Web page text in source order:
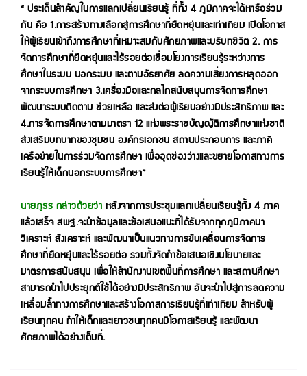
“ ประเด็นสำคัญในการแลกเปลี่ยนเรียนรู้ ที่ทั้ง 4 ภูมิภาคจะได้หารือร่วม
กัน คือ 1.การสร้างทางเลือกสู่การศึกษาที่ยืดหยุ่นและเท่าเทียม เปิดโอกาส
ให้ผู้เรียนเข้าถึงการศึกษาที่เหมาะสมกับศักยภาพและบริบทชีวิต 2. การ
จัดการศึกษาที่ยืดหยุ่นและไร้รอยต่อเชื่อมโยงการเรียนรู้ระหว่างการ
ศึกษาในระบบ นอกระบบ และตามอัธยาศัย ลดความเสี่ยงการหลุดออก
จากระบบการศึกษา 3.เครื่องมือและกลไกสนับสนุนการจัดการศึกษา
พัฒนาระบบติดตาม ช่วยเหลือ และส่งต่อผู้เรียนอย่างมีประสิทธิภาพ และ
4.การจัดการศึกษาตามมาตรา 12 แห่งพระราชบัญญัติการศึกษาแห่งชาติ
ส่งเสริมบทบาทของชุมชน องค์กรเอกชน สถานประกอบการ และภาคี
เครือข่ายในการร่วมจัดการศึกษา เพื่ออุดช่องว่างและขยายโอกาสทางการ
เรียนรู้ให้เด็กนอกระบบการศึกษา”
นายภูธร กล่าวด้วยว่า หลังจากการประชุมแลกเปลี่ยนเรียนรู้ทั้ง 4 ภาค
แล้วเสร็จ สพฐ.จะนำข้อมูลและข้อเสนอแนะที่ได้รับจากทุกภูมิภาคมา
วิเคราะห์ สังเคราะห์ และพัฒนาเป็นแนวทางการขับเคลื่อนการจัดการ
ศึกษาที่ยืดหยุ่นและไร้รอยต่อ รวมทั้งจัดทำข้อเสนอเชิงนโยบายและ
มาตรการสนับสนุน เพื่อให้สำนักงานเขตพื้นที่การศึกษา และสถานศึกษา
สามารถนำไปประยุกต์ใช้ได้อย่างมีประสิทธิภาพ อันจะนำไปสู่การลดความ
เหลื่อมล้ำทางการศึกษาและสร้างโอกาสการเรียนรู้ที่เท่าเทียม สำหรับผู้
เรียนทุกคน ทำให้เด็กและเยาวชนทุกคนมีโอกาสเรียนรู้ และพัฒนา
ศักยภาพได้อย่างเต็มที่.